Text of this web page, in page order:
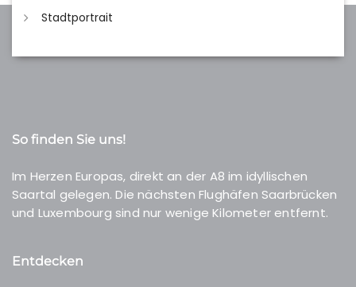
Stadtportrait
So finden Sie uns!
Im Herzen Europas, direkt an der A8 im idyllischen
Saartal gelegen. Die nächsten Flughäfen Saarbrücken
und Luxembourg sind nur wenige Kilometer entfernt.
Entdecken